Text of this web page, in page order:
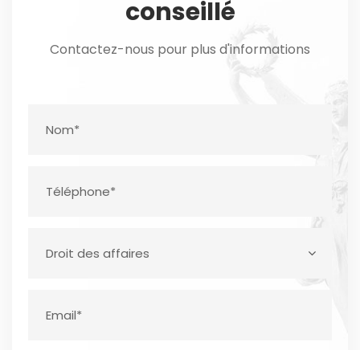
conseillé
Contactez-nous pour plus d'informations